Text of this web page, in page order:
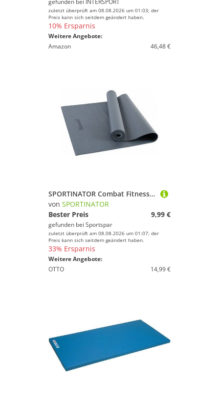
gefunden bei INTERSPORT
zuletzt überprüft am 08.08.2026 um 01:03; der
Preis kann sich seitdem geändert haben.
10% Ersparnis
Weitere Angebote:
Amazon
46,48 €
SPORTINATOR Combat Fitness Yogamatte grau
von SPORTINATOR
Bester Preis
9,99 €
gefunden bei Sportspar
zuletzt überprüft am 08.08.2026 um 01:07; der
Preis kann sich seitdem geändert haben.
33% Ersparnis
Weitere Angebote:
OTTO
14,99 €